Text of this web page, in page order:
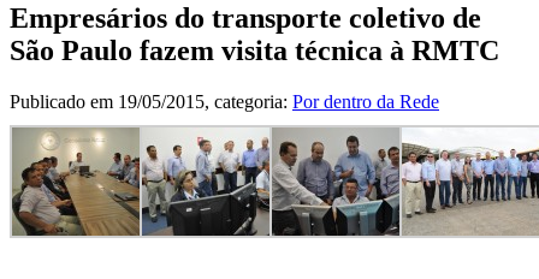
Empresários do transporte coletivo de
São Paulo fazem visita técnica à RMTC
Publicado em 19/05/2015, categoria: Por dentro da Rede